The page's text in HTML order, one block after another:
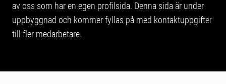
av oss som har en egen profilsida. Denna sida är under
uppbyggnad och kommer fyllas på med kontaktuppgifter
till fler medarbetare.